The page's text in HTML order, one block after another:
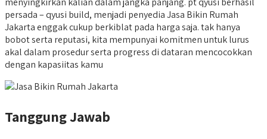
persada – qyusi build, menjadi penyedia Jasa Bikin Rumah
Jakarta enggak cukup berkiblat pada harga saja. tak hanya
bobot serta reputasi, kita mempunyai komitmen untuk lurus
akal dalam prosedur serta progress di dataran mencocokkan
dengan kapasiitas kamu
Tanggung Jawab